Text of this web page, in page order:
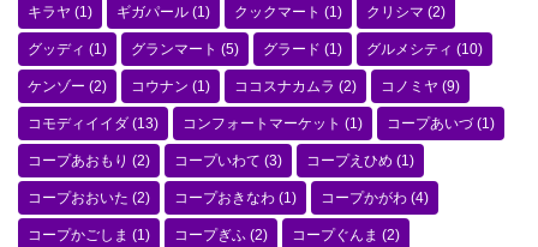
キラヤ (1) ギガパール (1) クックマート (1) クリシマ (2)
グッディ (1) グランマート (5) グラード (1) グルメシティ (10)
ケンゾー (2) コウナン (1) ココスナカムラ (2) コノミヤ (9)
コモディイイダ (13) コンフォートマーケット (1) コープあいづ(1)
コープあおもり (2) コープいわて (3) コープえひめ (1)
コープおおいた (2) コープおきなわ (1) コープかがわ (4)
コープかごしま (1) コープぎふ (2) コープぐんま (2)